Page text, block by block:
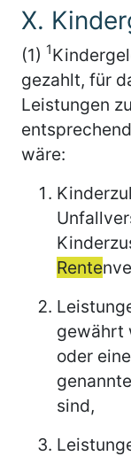
X.
(1) 1
gezahlt, für
Leistungen
wäre:
Rente
gewährt
oder
sind,